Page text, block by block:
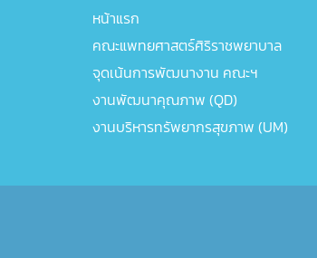
หน้าแรก
คณะแพทยศาสตร์ศิริราชพยาบาล
จุดเน้นการพัฒนางาน คณะฯ
งานพัฒนาคุณภาพ (QD)
งานบริหารทรัพยากรสุขภาพ (UM)